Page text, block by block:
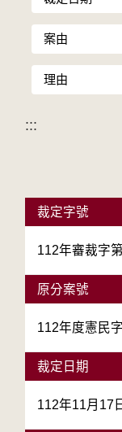
案由
理由
:::
裁定字號
112年審裁字
原分案號
112年度憲民
裁定日期
112年11月17